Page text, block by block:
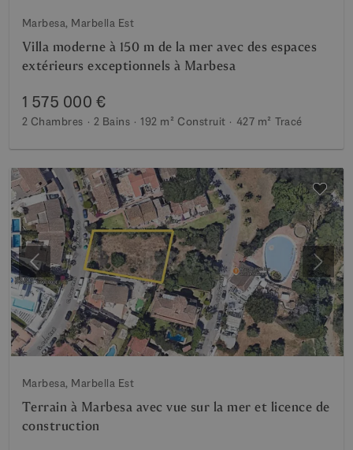
Marbesa, Marbella Est
Villa moderne à 150 m de la mer avec des espaces
extérieurs exceptionnels à Marbesa
1 575 000 €
2 Chambres 2 Bains 192 m² Construit 427 m² Tracé
Précédent
Marbesa, Marbella Est
Terrain à Marbesa avec vue sur la mer et licence de
construction